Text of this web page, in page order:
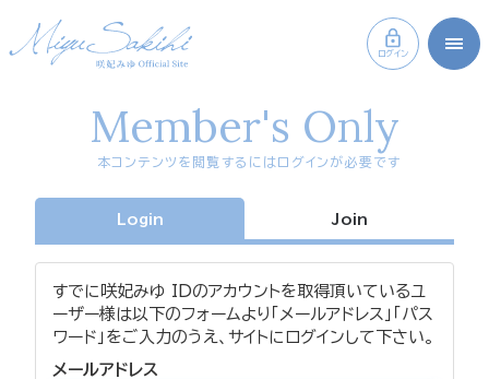
ログイン
Member's Only
本コンテンツを閲覧するにはログインが必要です
Login Join
すでに咲妃みゆ IDのアカウントを取得頂いているユ
ーザー様は以下のフォームより「メールアドレス」「パス
ワード」をご入力のうえ、サイトにログインして下さい。
メールアドレス